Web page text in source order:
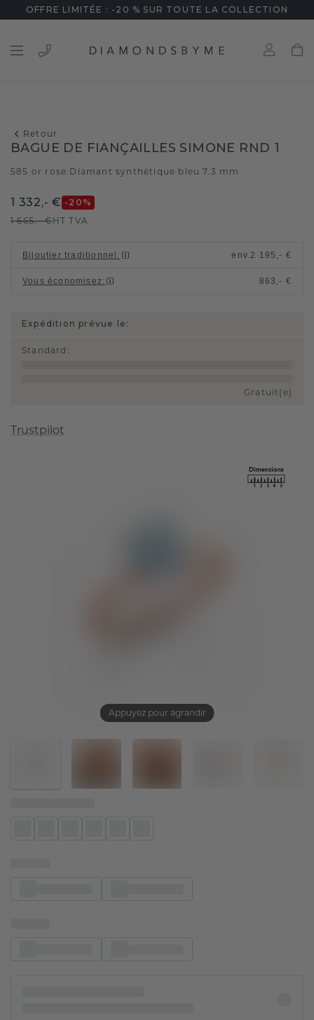
OFFRE LIMITÉE : -20 % SUR TOUTE LA COLLECTION
Retour
Appuyez pour agrandir
BAGUE DE FIANÇAILLES SIMONE RND 1
585 or rose Diamant synthétique bleu 7.3 mm
1 332,- € -20 %
1 665,- €HT TVA
Bijoutier traditionnel : env.2 195,- €
Vous économisez: 863,- €
Expédition prévue le:
Standard :
Gratuit(e)
Trustpilot